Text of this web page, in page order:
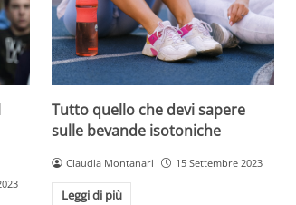
Tutto quello che devi sapere
sulle bevande isotoniche
Claudia Montanari 15 Settembre 2023
Leggi di più